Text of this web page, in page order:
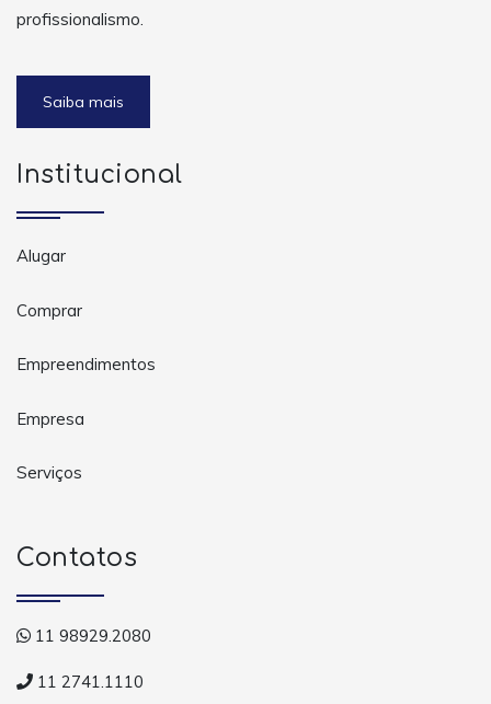
profissionalismo.
Saiba mais
Institucional
Alugar
Comprar
Empreendimentos
Empresa
Serviços
Contatos
11 98929.2080
11 2741.1110